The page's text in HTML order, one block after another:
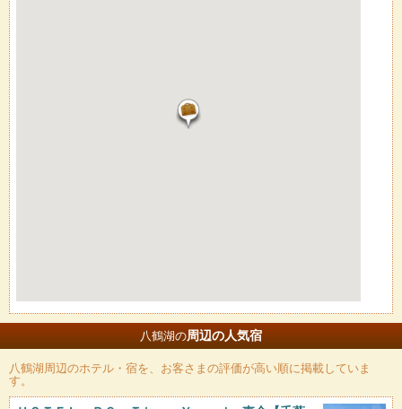
八鶴湖の周辺の人気宿
八鶴湖 周辺のホテル・宿を、お客さまの評価が高い順に掲載していま
す。